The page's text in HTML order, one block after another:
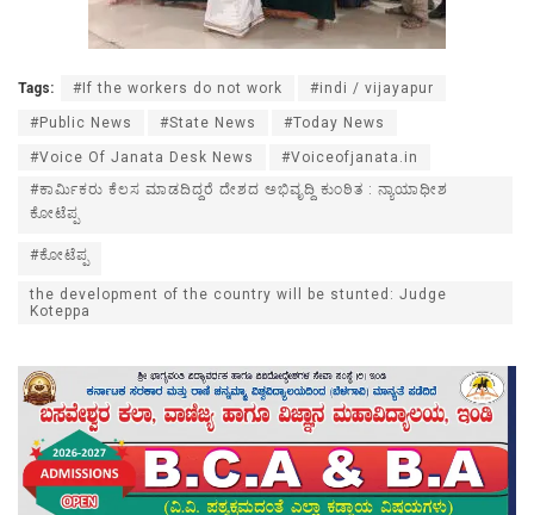
Tags: #If the workers do not work #indi / vijayapur
#Public News #State News #Today News
#Voice Of Janata Desk News
#Voiceofjanata.in
#ಕಾರ್ಮಿಕರು ಕೆಲಸ ಮಾಡದಿದ್ದರೆ ದೇಶದ ಅಭಿವೃದ್ದಿ ಕುಂಠಿತ : ನ್ಯಾಯಾಧೀಶ
ಕೋಟೆಪ್ಪ
#ಕೋಟೆಪ್ಪ
the development of the country will be stunted: Judge
Koteppa